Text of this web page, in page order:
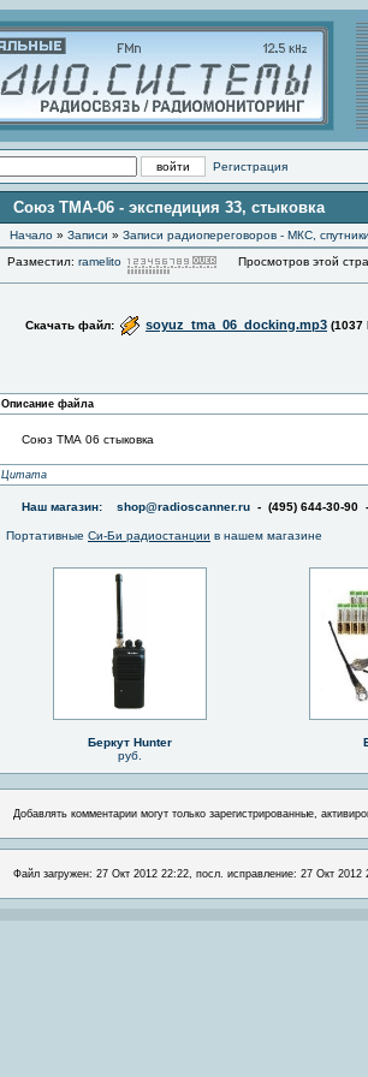
Регистрация
Союз ТМА-06 - экспедиция 33, стыковка
Начало » Записи » Записи радиопереговоров - МКС,
Разместил: ramelito Просмотров этой
Скачать файл: soyuz_tma_06_docking.mp3 (1037
Описание файла
Союз ТМА 06 стыковка
Цитата
Наш магазин: shop@radioscanner.ru - (495) 644-30-90
Портативные Си-Би радиостанции в нашем магазине
Беркут Hunter
руб.
Добавлять комментарии могут только зарегистрированные,
Файл загружен: 27 Окт 2012 22:22, посл. исправление: 27 Окт 2012